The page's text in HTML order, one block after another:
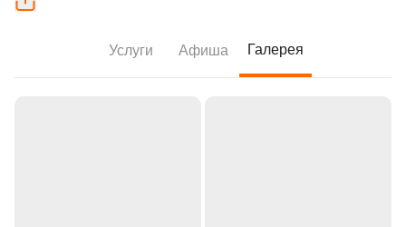
Услуги Афиша Галерея